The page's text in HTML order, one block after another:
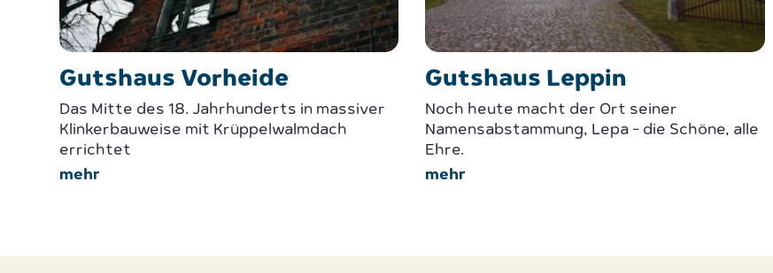
Gutshaus Vorheide
Das Mitte des 18. Jahrhunderts in massiver
Klinkerbauweise mit Krüppelwalmdach
errichtet
mehr
Gutshaus Leppin
Noch heute macht der Ort seiner
Namensabstammung, Lepa - die Schöne, alle
Ehre.
mehr